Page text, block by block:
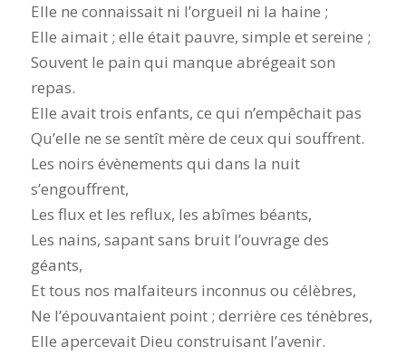
Elle ne connaissait ni l’orgueil ni la haine ;
Elle aimait ; elle était pauvre, simple et sereine ;
Souvent le pain qui manque abrégeait son
repas.
Elle avait trois enfants, ce qui n’empêchait pas
Qu’elle ne se sentît mère de ceux qui souffrent.
Les noirs évènements qui dans la nuit
s’engouffrent,
Les flux et les reflux, les abîmes béants,
Les nains, sapant sans bruit l’ouvrage des
géants,
Et tous nos malfaiteurs inconnus ou célèbres,
Ne l’épouvantaient point ; derrière ces ténèbres,
Elle apercevait Dieu construisant l’avenir.